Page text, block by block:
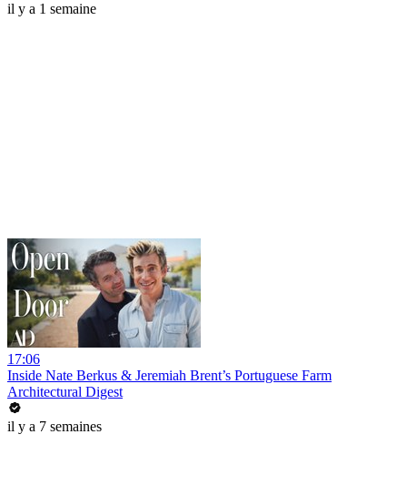
il y a 1 semaine
17:06
Inside Nate Berkus & Jeremiah Brent’s Portuguese Farm
Architectural Digest
il y a 7 semaines